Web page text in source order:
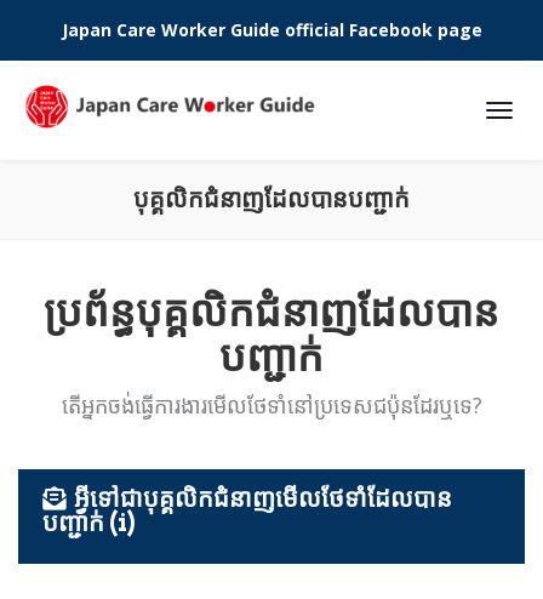
Phone:
Japan Care Worker Guide official Facebook page
បុគ្គលិកជំនាញដែលបានបញ្ជាក់
ប្រព័ន្ធបុគ្គលិកជំនាញដែលបាន
បញ្ជាក់
តើអ្នកចង់ធ្វើការងារមើលថែទាំនៅប្រទេសជប៉ុនដែរឬទេ?
អ្វីទៅជាបុគ្គលិកជំនាញមើលថែទាំដែលបាន
បញ្ជាក់ (i)